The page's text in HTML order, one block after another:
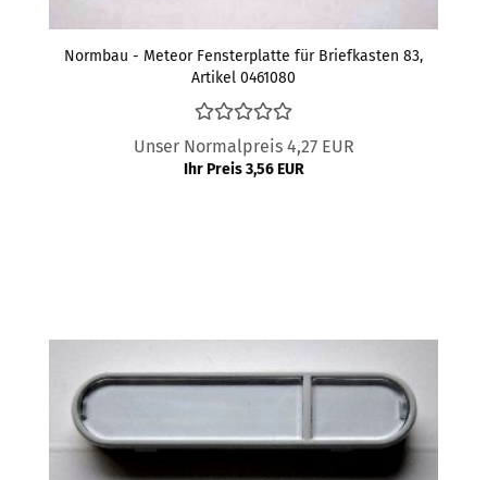
Normbau - Meteor Fensterplatte für Briefkasten 83,
Artikel 0461080
Unser Normalpreis 4,27 EUR
Ihr Preis 3,56 EUR